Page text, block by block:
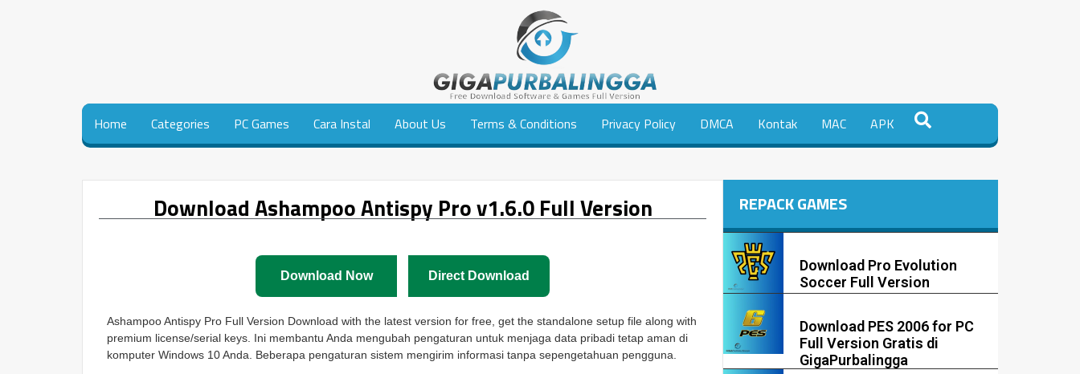
Home Categories PC Games Cara Instal About Us Terms & Conditions Privacy Policy DMCA Kontak MAC APK
Download Ashampoo Antispy Pro v1.6.0 Full Version
Download Now Direct Download
Ashampoo Antispy Pro Full Version Download with the latest version for free, get the standalone setup file along with
premium license/serial keys. Ini membantu Anda mengubah pengaturan untuk menjaga data pribadi tetap aman di
komputer Windows 10 Anda. Beberapa pengaturan sistem mengirim informasi tanpa sepengetahuan pengguna.
REPACK GAMES
Download Pro Evolution
Soccer Full Version
Download PES 2006 for PC
Full Version Gratis di
GigaPurbalingga